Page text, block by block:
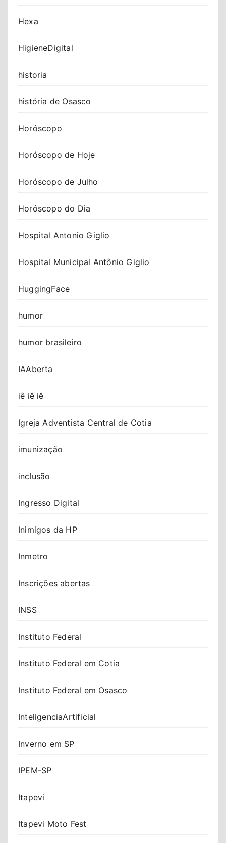
Hexa
HigieneDigital
historia
história de Osasco
Horóscopo
Horóscopo de Hoje
Horóscopo de Julho
Horóscopo do Dia
Hospital Antonio Giglio
Hospital Municipal Antônio Giglio
HuggingFace
humor
humor brasileiro
IAAberta
iê iê iê
Igreja Adventista Central de Cotia
imunização
inclusão
Ingresso Digital
Inimigos da HP
Inmetro
Inscrições abertas
INSS
Instituto Federal
Instituto Federal em Cotia
Instituto Federal em Osasco
InteligenciaArtificial
Inverno em SP
IPEM-SP
Itapevi
Itapevi Moto Fest